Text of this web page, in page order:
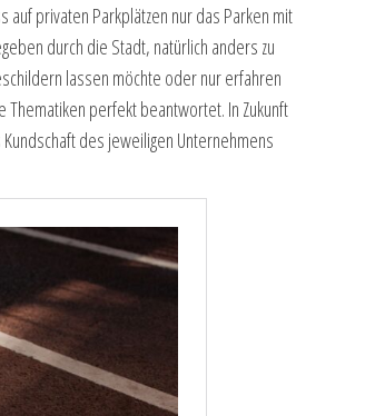
auf privaten Parkplätzen nur das Parken mit
durch die Stadt, natürlich anders zu
lassen möchte oder nur erfahren
perfekt beantwortet. In Zukunft
des jeweiligen Unternehmens